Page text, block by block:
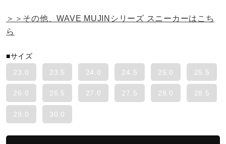
ワーキング
ウォーキングシューズ
＞＞その他、WAVE MUJINシリーズ スニーカーはこち
ら
■サイズ
23.0
23.5 24.0 24.5 25.0 25.5
26.0 26.5 27.0 27.5 28.0 28.5
29.0 30.0